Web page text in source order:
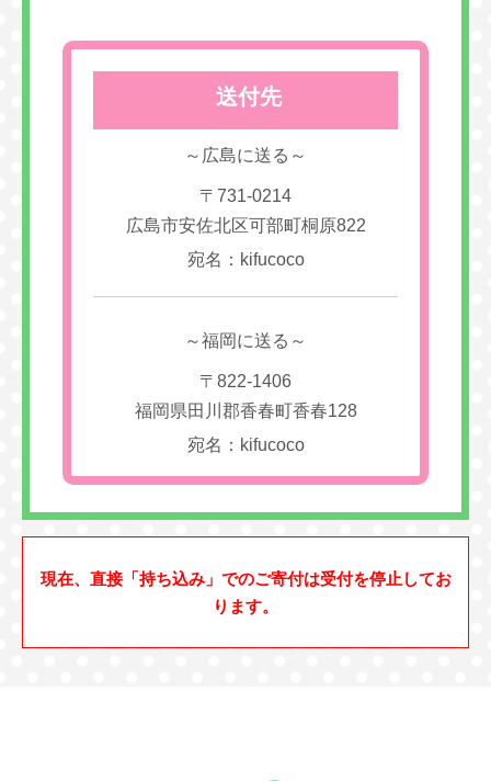
送付先
～広島に送る～
〒731-0214
広島市安佐北区可部町桐原822
宛名：kifucoco
～福岡に送る～
〒822-1406
福岡県田川郡香春町香春128
宛名：kifucoco
現在、直接「持ち込み」でのご寄付は受付を停止してお
ります。